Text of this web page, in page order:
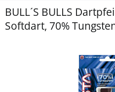
BULL´S BULLS
Softdart, 70%